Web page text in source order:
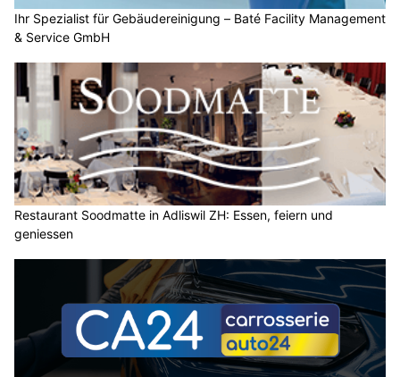
Ihr Spezialist für Gebäudereinigung – Baté Facility Management
& Service GmbH
Restaurant Soodmatte in Adliswil ZH: Essen, feiern und
geniessen